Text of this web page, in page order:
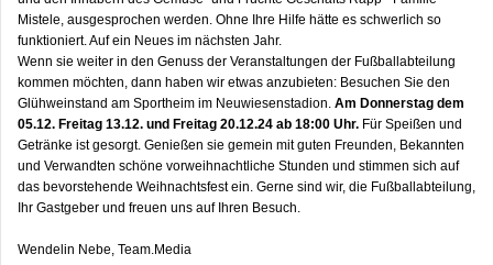
Mistele, ausgesprochen werden. Ohne Ihre Hilfe hätte es schwerlich so
funktioniert. Auf ein Neues im nächsten Jahr.
Wenn sie weiter in den Genuss der Veranstaltungen der Fußballabteilung
kommen möchten, dann haben wir etwas anzubieten: Besuchen Sie den
Glühweinstand am Sportheim im Neuwiesenstadion. Am Donnerstag dem
05.12. Freitag 13.12. und Freitag 20.12.24 ab 18:00 Uhr. Für Speißen und
Getränke ist gesorgt. Genießen sie gemein mit guten Freunden, Bekannten
und Verwandten schöne vorweihnachtliche Stunden und stimmen sich auf
das bevorstehende Weihnachtsfest ein. Gerne sind wir, die Fußballabteilung,
Ihr Gastgeber und freuen uns auf Ihren Besuch.
Wendelin Nebe, Team.Media